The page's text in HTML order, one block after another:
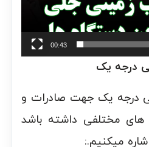
00:43
درجه یک
درجه یک جهت صادرات و
های مختلفی داشته باشد
میکنیم.: